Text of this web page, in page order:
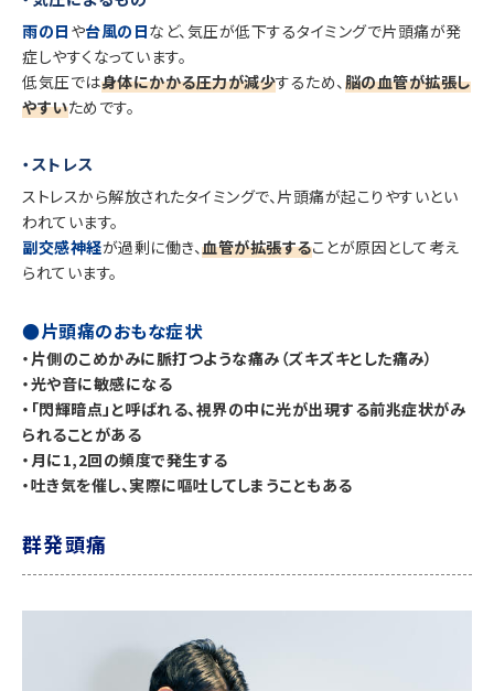
雨の日 や台風の日など、気圧が低下するタイミングで片頭痛が発
症しやすくなっています。
低気圧では身体にかかる圧力が減少するため、 脳の血管が拡張し
やすいためです。
・ストレス
ストレスから解放されたタイミングで、片頭痛が起こりやすいとい
われています。
副交感神経が過剰に働き、血管が拡張することが原因として考え
られています。
●片頭痛のおもな症状
・片側のこめかみに脈打つような痛み（ズキズキとした痛み）
・光や音に敏感になる
・「閃輝暗点」と呼ばれる、視界の中に光が出現する前兆症状がみ
られることがある
・月に1,2回の頻度で発生する
・吐き気を催し、実際に嘔吐してしまうこともある
群発頭痛